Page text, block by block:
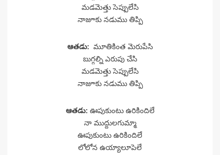
మడమెత్తు సెప్పులేసి
నాజూకు నడుము తిప్పి
ఆతడు: మూతికింత మెరుపేసి
బుగ్గల్ని ఎరుపు చేసి
మడమెత్తు సెప్పులేసి
నాజూకు నడుము తిప్పి
ఆతడు: ఊపుకుంటు ఉరికిందిలే
నా ముద్దులగుమ్మా
ఊపుకుంటు ఉరికిందిలే
లోలోన ఉయ్యాలూపెలే